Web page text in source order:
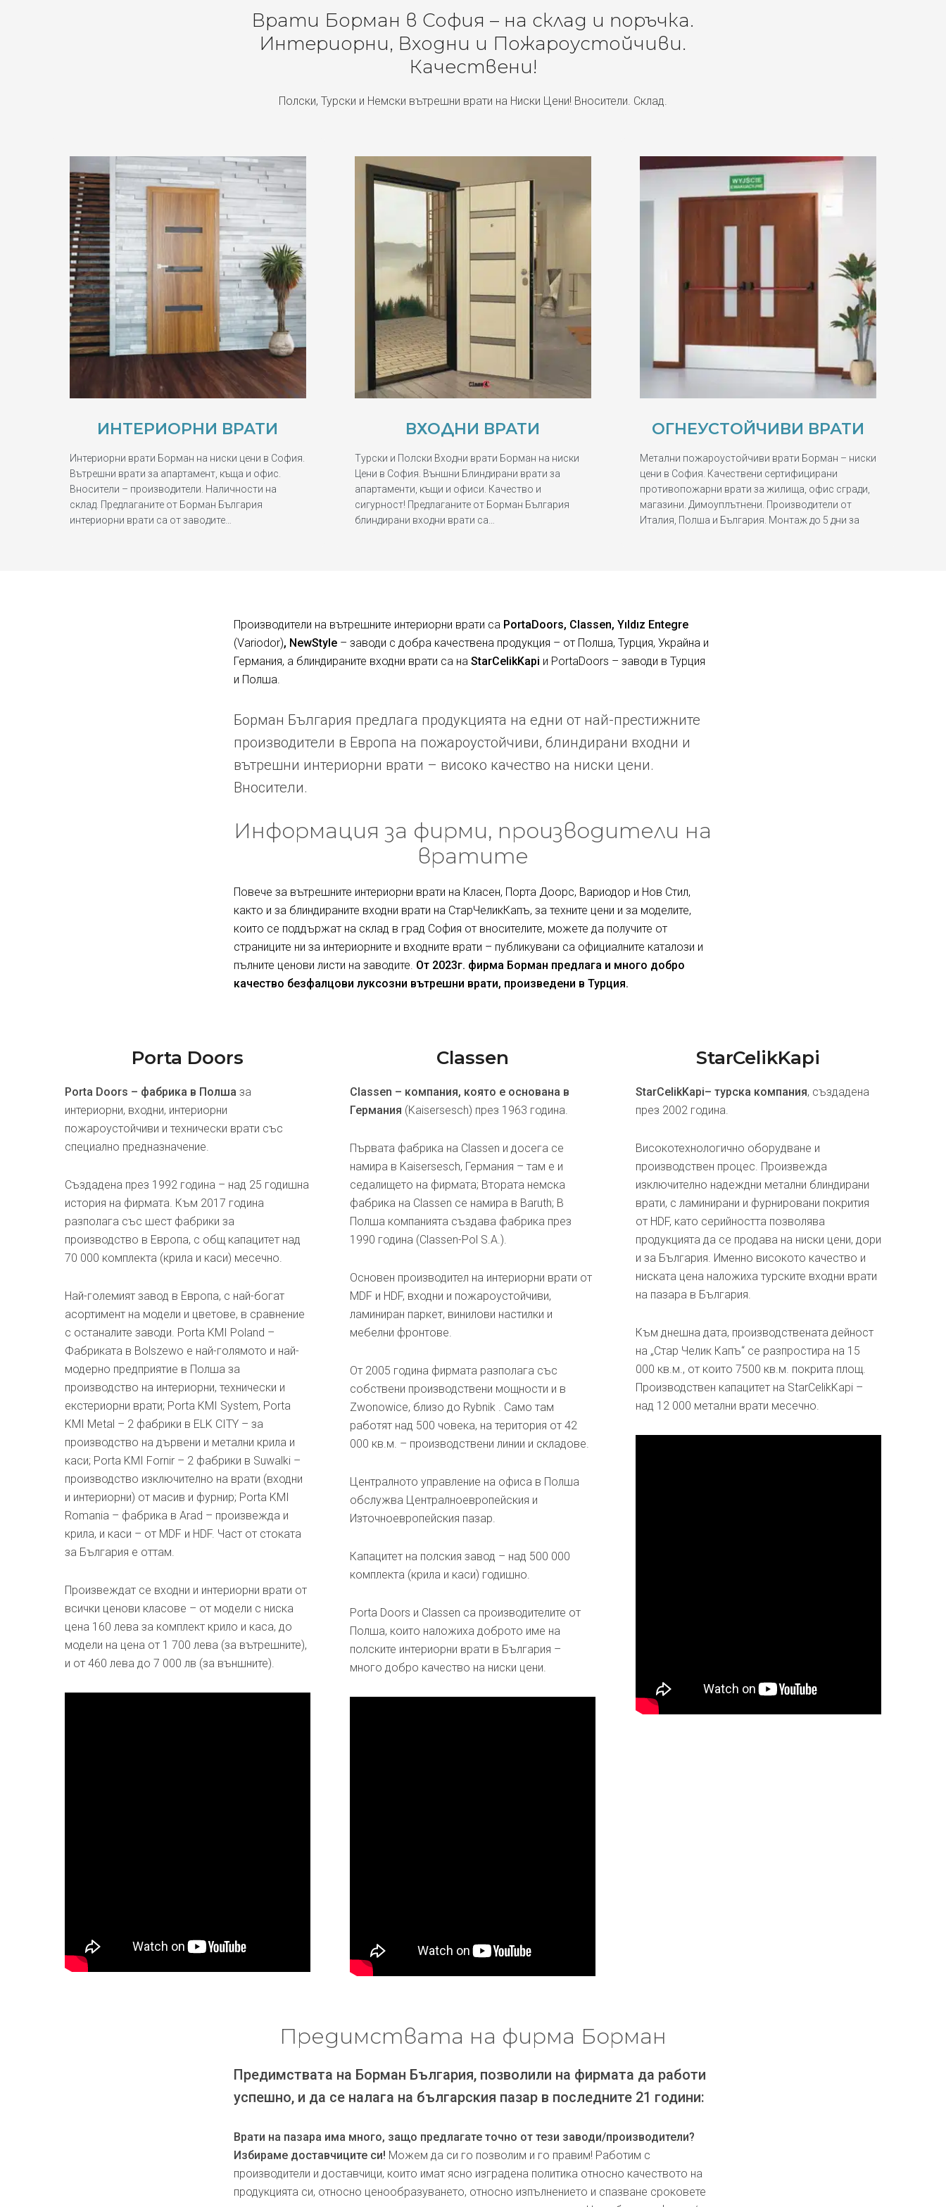
Врати Борман в София – на склад и поръчка.
Интериорни, Входни и Пожароустойчиви.
Качествени!
Полски, Турски и Немски вътрешни врати на Ниски Цени! Вносители. Склад.
ИНТЕРИОРНИ ВРАТИ
Интериорни врати Борман на ниски цени в София.
Вътрешни врати за апартамент, къща и офис.
Вносители – производители. Наличности на
склад. Предлаганите от Борман България
интериорни врати са от заводите…
ВХОДНИ ВРАТИ
Турски и Полски Входни врати Борман на ниски
Цени в София. Външни Блиндирани врати за
апартаменти, къщи и офиси. Качество и
сигурност! Предлаганите от Борман България
блиндирани входни врати са…
ОГНЕУСТОЙЧИВИ ВРАТИ
Метални пожароустойчиви врати Борман – ниски
цени в София. Качествени сертифицирани
противопожарни врати за жилища, офис сгради,
магазини. Димоуплътнени. Производители от
Италия, Полша и България. Монтаж до 5 дни за
Производители на вътрешните интериорни врати са PortaDoors, Classen, Yıldız Entegre
(Variodor), NewStyle– заводи с добра качествена продукция – от Полша, Турция, Украйна и
Германия, а блиндираните входни врати са на StarCelikKapi и PortaDoors – заводи в Турция
и Полша.
Борман България предлага продукцията на едни от най-престижните
производители в Европа на пожароустойчиви, блиндирани входни и
вътрешни интериорни врати – високо качество на ниски цени.
Вносители.
Информация за фирми, производители на
вратите
Повече за вътрешните интериорни врати на Класен, Порта Доорс, Вариодор и Нов Стил,
както и за блиндираните входни врати на СтарЧеликКапъ, за техните цени и за моделите,
които се поддържат на склад в град София от вносителите, можете да получите от
страниците ни за интериорните и входните врати – публикувани са официалните каталози и
пълните ценови листи на заводите. От 2023г. фирма Борман предлага и много добро
качество безфалцови луксозни вътрешни врати, произведени в Турция.
Porta Doors
Porta Doors – фабрика в Полша за
интериорни, входни, интериорни
пожароустойчиви и технически врати със
специално предназначение.
Създадена през 1992 година – над 25 годишна
история на фирмата. Към 2017 година
разполага със шест фабрики за
производство в Европа, с общ капацитет над
70 000 комплекта (крила и каси) месечно.
Най-големият завод в Европа, с най-богат
асортимент на модели и цветове, в сравнение
с останалите заводи. Porta KMI Poland –
Фабриката в Bolszewo е най-голямото и най-
модерно предприятие в Полша за
производство на интериорни, технически и
екстериорни врати; Porta KMI System, Porta
KMI Metal – 2 фабрики в ELK CITY – за
производство на дървени и метални крила и
каси; Porta KMI Fornir – 2 фабрики в Suwalki –
производство изключително на врати (входни
и интериорни) от масив и фурнир; Porta KMI
Romania – фабрика в Arad – произвежда и
крила, и каси – от MDF и HDF. Част от стоката
за България е оттам.
Произвеждат се входни и интериорни врати от
всички ценови класове – от модели с ниска
цена 160 лева за комплект крило и каса, до
модели на цена от 1 700 лева (за вътрешните),
и от 460 лева до 7 000 лв (за външните).
Classen
Classen – компания, която е основана в
Германия (Kaisersesch) през 1963 година.
Първата фабрика на Classen и досега се
намира в Kaisersesch, Германия – там е и
седалището на фирмата; Втората немска
фабрика на Classen се намира в Baruth; В
Полша компанията създава фабрика през
1990 година (Classen-Pol S.A.).
Основен производител на интериорни врати от
MDF и HDF, входни и пожароустойчиви,
ламиниран паркет, винилови настилки и
мебелни фронтове.
От 2005 година фирмата разполага със
собствени производствени мощности и в
Zwonowice, близо до Rybnik . Само там
работят над 500 човека, на територия от 42
000 кв.м. – производствени линии и складове.
Централното управление на офиса в Полша
обслужва Централноевропейския и
Източноевропейския пазар.
Капацитет на полския завод – над 500 000
комплекта (крила и каси) годишно.
Porta Doors и Classen са производителите от
Полша, които наложиха доброто име на
полските интериорни врати в България –
много добро качество на ниски цени.
StarCelikKapi
StarCelikKapi– турска компания, създадена
през 2002 година.
Високотехнологично оборудване и
производствен процес. Произвежда
изключително надеждни метални блиндирани
врати, с ламинирани и фурнировани покрития
от HDF, като серийността позволява
продукцията да се продава на ниски цени, дори
и за България. Именно високото качество и
ниската цена наложиха турските входни врати
на пазара в България.
Към днешна дата, производствената дейност
на „Стар Челик Капъ“ се разпростира на 15
000 кв.м., от които 7500 кв.м. покрита площ.
Производствен капацитет на StarCelikKapi –
над 12 000 метални врати месечно.
Предимствата на фирма Борман
Предимствата на Борман България, позволили на фирмата да работи
успешно, и да се налага на българския пазар в последните 21 години:
Врати на пазара има много, защо предлагате точно от тези заводи/производители?
Избираме доставчиците си! Можем да си го позволим и го правим! Работим с
производители и доставчици, които имат ясно изградена политика относно качеството на
продукцията си, относно ценообразуването, относно изпълнението и спазване сроковете